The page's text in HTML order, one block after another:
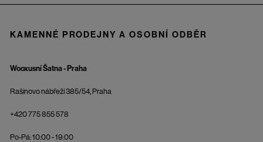
KAMENNÉ PRODEJNY A OSOBNÍ ODBĚR
Wooxusní Šatna - Praha
Rašínovo nábřeží 385/54, Praha
+420 775 855 578
Po-Pá: 10:00 - 19:00